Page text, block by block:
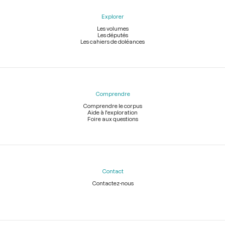
Explorer
Les volumes
Les députés
Les cahiers de doléances
Comprendre
Comprendre le corpus
Aide à l'exploration
Foire aux questions
Contact
Contactez-nous
Légal